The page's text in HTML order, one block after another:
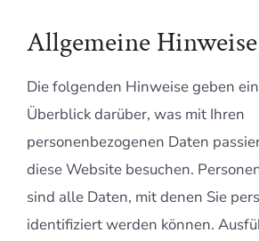
Allgemeine Hinweise
Die folgenden Hinweise geben
Überblick darüber, was mit Ihren
personenbezogenen Daten
diese Website besuchen.
sind alle Daten, mit denen Sie
identifiziert werden können.